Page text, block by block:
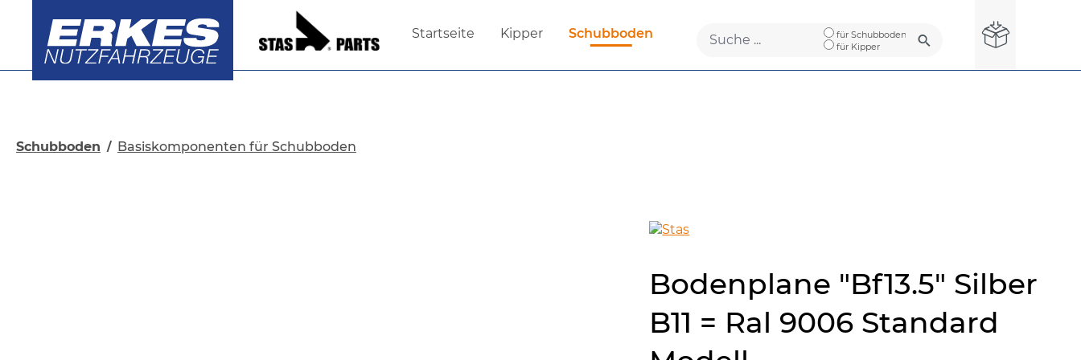
Zur Hauptnavigation springen
Startseite
Kipper Schubboden
für Schubboden
für Kipper
Schubboden / Basiskomponenten für Schubboden
Bodenplane "Bf13.5" Silber
B11 = Ral 9006 Standard